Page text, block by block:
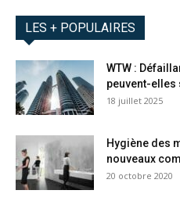
LES + POPULAIRES
WTW :
peuvent-elles
18 juillet 2025
Hygiène des
nouveaux
20 octobre 2020